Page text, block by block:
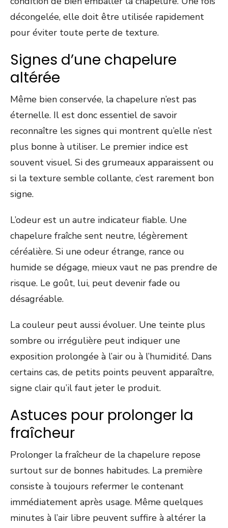
décongelée, elle doit être utilisée rapidement
pour éviter toute perte de texture.
Signes d’une chapelure
altérée
Même bien conservée, la chapelure n’est pas
éternelle. Il est donc essentiel de savoir
reconnaître les signes qui montrent qu’elle n’est
plus bonne à utiliser. Le premier indice est
souvent visuel. Si des grumeaux apparaissent ou
si la texture semble collante, c’est rarement bon
signe.
L’odeur est un autre indicateur fiable. Une
chapelure fraîche sent neutre, légèrement
céréalière. Si une odeur étrange, rance ou
humide se dégage, mieux vaut ne pas prendre de
risque. Le goût, lui, peut devenir fade ou
désagréable.
La couleur peut aussi évoluer. Une teinte plus
sombre ou irrégulière peut indiquer une
exposition prolongée à l’air ou à l’humidité. Dans
certains cas, de petits points peuvent apparaître,
signe clair qu’il faut jeter le produit.
Astuces pour prolonger la
fraîcheur
Prolonger la fraîcheur de la chapelure repose
surtout sur de bonnes habitudes. La première
consiste à toujours refermer le contenant
immédiatement après usage. Même quelques
minutes à l’air libre peuvent suffire à altérer la